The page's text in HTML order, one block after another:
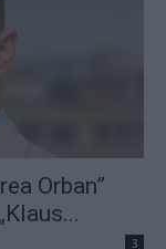
Orban”
3